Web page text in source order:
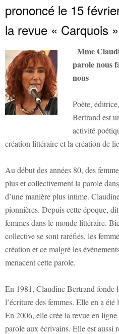
prononcé le 15
la revue « Carquois »
Mme
parole nous
nous
Poète,
Bertrand est
activité
création littéraire et la création de
Au début des années 80, des
plus et collectivement la parole
d’une manière plus intime.
pionnières. Depuis cette époque,
femmes dans le monde littéraire.
collective se sont raréfiés, les
création et ce malgré les
menacent cette parole.
En 1981, Claudine Bertrand fonde
l’écriture des femmes. Elle en a
En 2006, elle crée la revue en ligne
parole aux écrivains. Elle est aussi